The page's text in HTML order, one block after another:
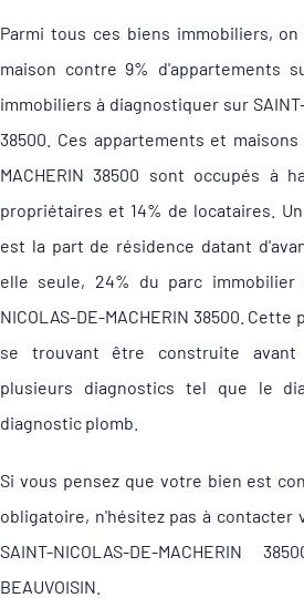
Parmi tous ces biens immobiliers,
maison contre 9% d'appartements
immobiliers à diagnostiquer sur SAINT-
38500. Ces appartements et maisons
MACHERIN 38500 sont occupés à
propriétaires et 14% de locataires.
est la part de résidence datant
elle seule, 24% du parc immobilier
NICOLAS-DE-MACHERIN 38500.
se trouvant être construite avant
plusieurs diagnostics tel que le
diagnostic plomb.
Si vous pensez que votre bien est
obligatoire, n'hésitez pas à contacter
SAINT-NICOLAS-DE-MACHERIN
BEAUVOISIN.